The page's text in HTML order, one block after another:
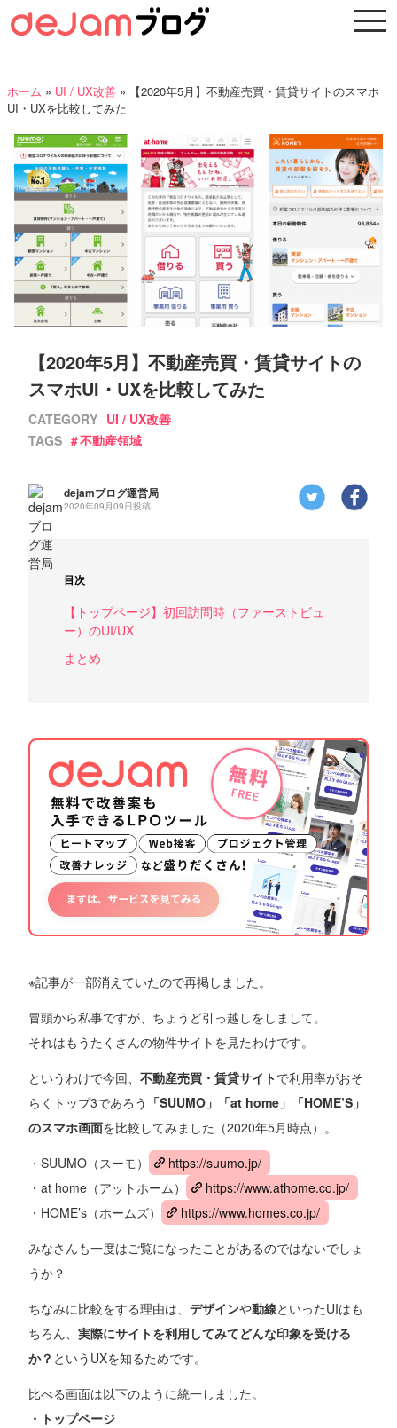
ホーム » UI / UX改善 »
【2020年5月】不動産売買・賃貸サイトのスマホ
UI・UXを比較してみた
【2020年5月】不動産売買・賃貸サイトの
スマホUI・UXを比較してみた
CATEGORY UI / UX改善
TAGS
不動産領域
dejamブログ運営局
2020年09月09日投稿
目次
【トップページ】初回訪問時（ファーストビュ
ー）のUI/UX
まとめ
※記事が一部消えていたので再掲しました。
冒頭から私事ですが、ちょうど引っ越しをしまして。
それはもうたくさんの物件サイトを見たわけです。
というわけで今回、 不動産売買・賃貸サイトで利用率がおそ
らくトップ3であろう 「SUUMO」「at home」「HOME’S」
のスマホ画面を比較してみました（2020年5月時点）。
・SUUMO（スーモ）
https://suumo.jp/
・at home（アットホーム）
https://www.athome.co.jp/
・HOME’s（ホームズ）
https://www.homes.co.jp/
みなさんも一度はご覧になったことがあるのではないでしょ
うか？
ちなみに比較をする理由は、 デザインや動線といったUIはも
ちろん、 実際にサイトを利用してみてどんな印象を受ける
か？ というUXを知るためです。
比べる画面は以下のように統一しました。
・トップページ